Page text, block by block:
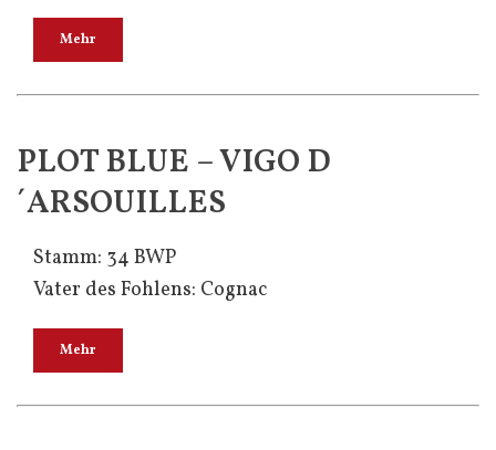
Mehr
PLOT BLUE – VIGO D
´ARSOUILLES
Stamm: 34 BWP
Vater des Fohlens: Cognac
Mehr